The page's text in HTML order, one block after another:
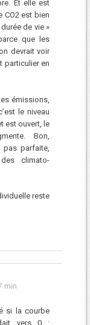
Et elle est
est bien
de vie »
que les
devrait voir
particulier en
émissions,
le niveau
est ouvert, le
Bon,
pas parfaite,
climato-
reste
min
si la courbe
vers 0 :